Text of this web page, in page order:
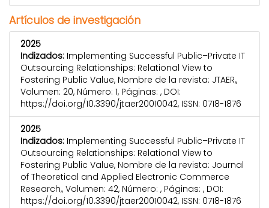
Artículos de investigación
2025
Indizados: Implementing Successful Public–Private IT
Outsourcing Relationships: Relational View to
Fostering Public Value, Nombre de la revista: JTAER,,
Volumen: 20, Número: 1, Páginas: , DOI:
https://doi.org/10.3390/jtaer20010042, ISSN: 0718-1876
2025
Indizados: Implementing Successful Public–Private IT
Outsourcing Relationships: Relational View to
Fostering Public Value, Nombre de la revista: Journal
of Theoretical and Applied Electronic Commerce
Research,, Volumen: 42, Número: , Páginas: , DOI:
https://doi.org/10.3390/jtaer20010042, ISSN: 0718-1876